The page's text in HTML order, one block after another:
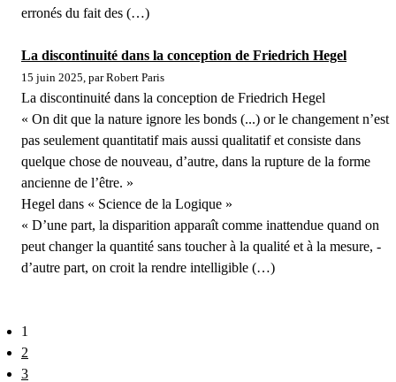
erronés du fait des (…)
La discontinuité dans la conception de Friedrich Hegel
15 juin 2025, par Robert Paris
La discontinuité dans la conception de Friedrich Hegel
« On dit que la nature ignore les bonds (...) or le changement n’est
pas seulement quantitatif mais aussi qualitatif et consiste dans
quelque chose de nouveau, d’autre, dans la rupture de la forme
ancienne de l’être. »
Hegel dans « Science de la Logique »
« D’une part, la disparition apparaît comme inattendue quand on
peut changer la quantité sans toucher à la qualité et à la mesure, -
d’autre part, on croit la rendre intelligible (…)
1
2
3